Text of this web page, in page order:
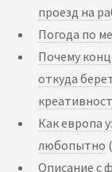
проезд на
Погода по
Почему
откуда
Как европа
любопытно
Описание с